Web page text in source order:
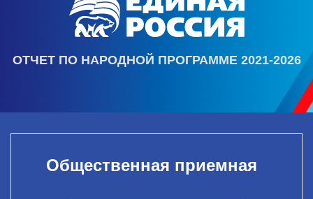
ОТЧЕТ ПО НАРОДНОЙ ПРОГРАММЕ 2021-2026
Общественная приемная